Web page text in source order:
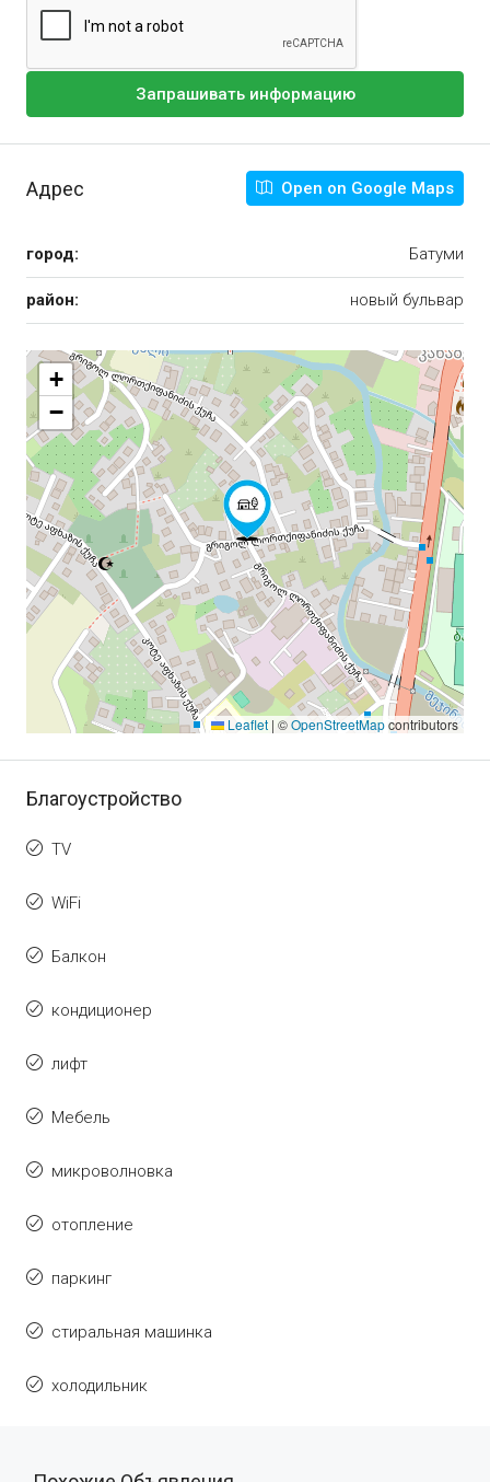
Запрашивать информацию
Адрес Open on Google Maps
город: Батуми
район: новый бульвар
+
−
Leaflet | ©OpenStreetMapcontributors
Благоустройство
TV
WiFi
Балкон
кондиционер
лифт
Мебель
микроволновка
отопление
паркинг
стиральная машинка
холодильник